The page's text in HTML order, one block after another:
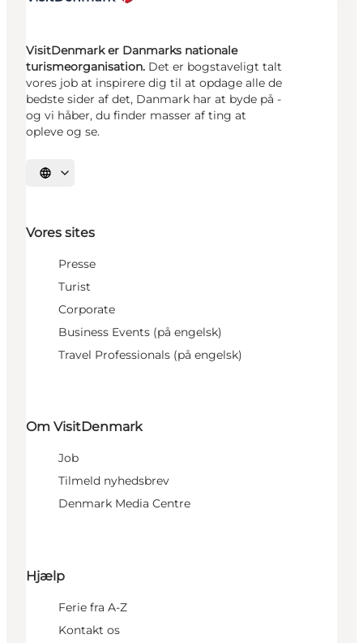
VisitDenmark er Danmarks nationale
turismeorganisation. Det er bogstaveligt talt
vores job at inspirere dig til at opdage alle de
bedste sider af det, Danmark har at byde på -
og vi håber, du finder masser af ting at
opleve og se.
Vælg sprog
Vores sites
Presse
Turist
Corporate
Business Events (på engelsk)
Travel Professionals (på engelsk)
Om VisitDenmark
Job
Tilmeld nyhedsbrev
Denmark Media Centre
Hjælp
Ferie fra A-Z
Kontakt os